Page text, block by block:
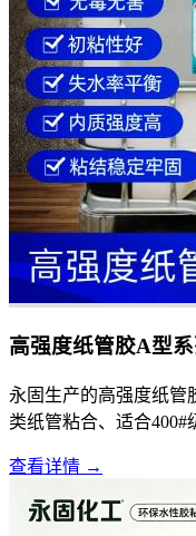
高强度纸管胶A型系
永固生产的高强度纸管
类纸管粘合、适合400#
查看详情 →